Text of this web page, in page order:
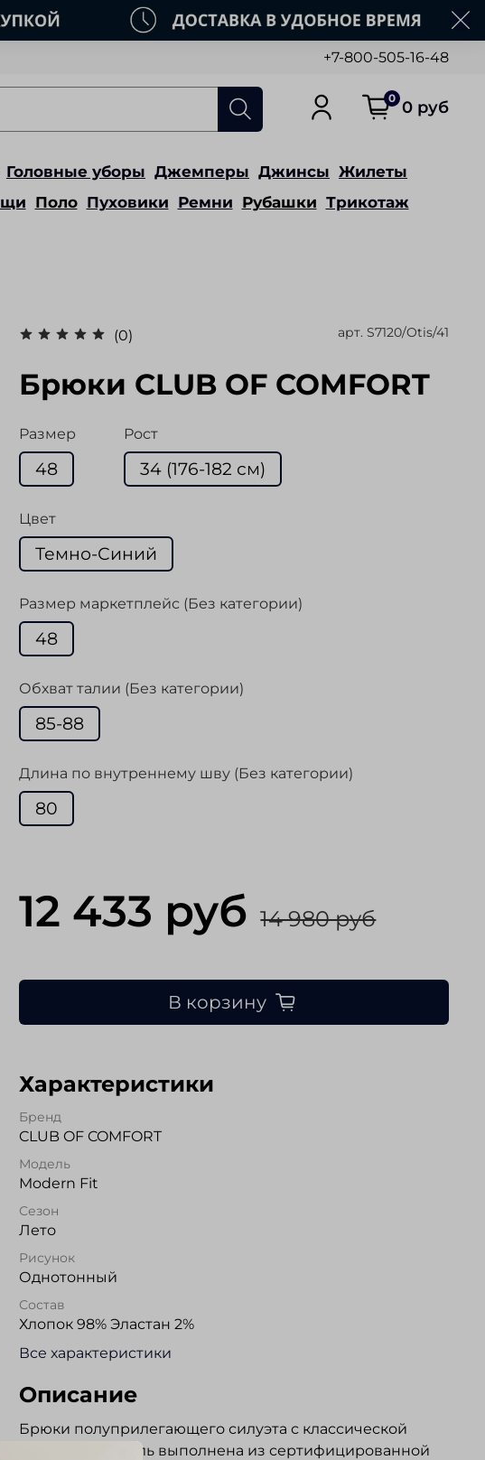
+7-800-505-16-48
0 0 руб
Головные уборы Джемперы Джинсы Жилеты
Поло Пуховики Ремни Рубашки Трикотаж
(0) арт. S7120/Otis/41
Брюки CLUB OF COMFORT
Размер
48
Рост
34 (176-182 см)
Цвет
Темно-Синий
Размер маркетплейс (Без категории)
48
Обхват талии (Без категории)
85-88
Длина по внутреннему шву (Без категории)
80
12 433 руб 14 980 руб
В корзину
Характеристики
Бренд
CLUB OF COMFORT
Модель
Modern Fit
Сезон
Лето
Рисунок
Однотонный
Состав
Хлопок 98% Эластан 2%
Все характеристики
Описание
Брюки полуприлегающего силуэта с классической
посадкой. Модель выполнена из сертифицированной